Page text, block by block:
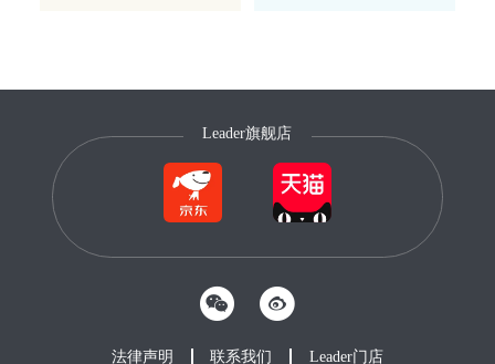
Leader旗舰店
法律声明 联系我们 Leader门店